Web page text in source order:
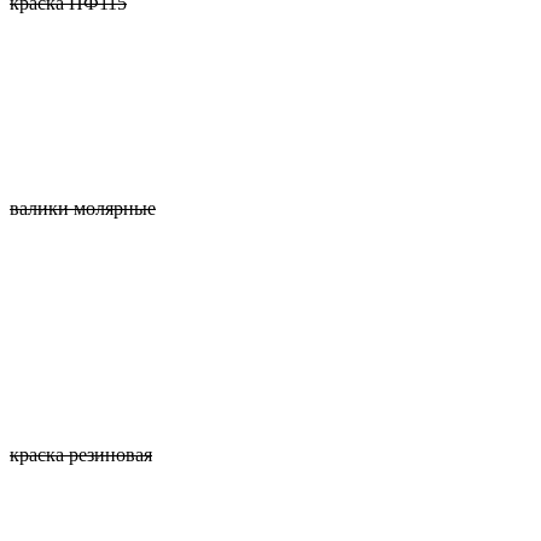
валики молярные
краска резиновая